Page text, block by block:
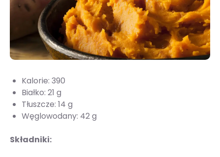
Kalorie: 390
Białko: 21 g
Tłuszcze: 14 g
Węglowodany: 42 g
Składniki: